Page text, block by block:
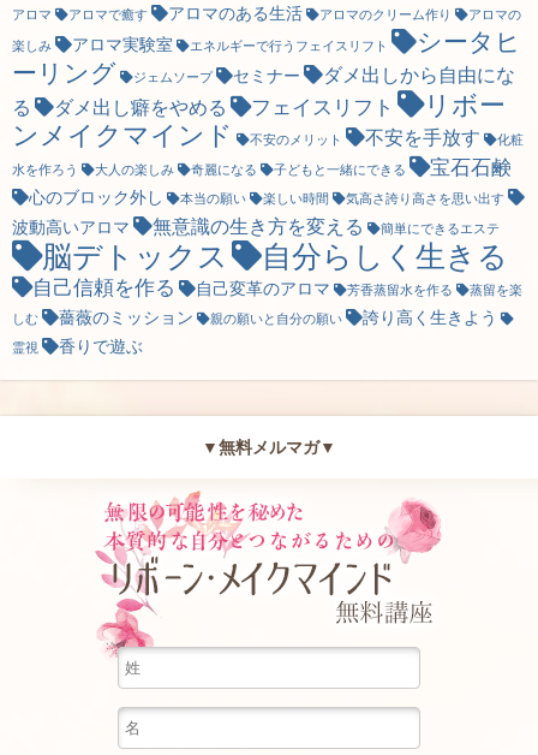
アロマ
アロマで癒す アロマのある生活 アロマのクリーム作り
アロマの
楽しみ
アロマ実験室 エネルギーで行うフェイスリフト
シータヒ
ーリング
ジェムソープ セミナー
ダメ出しから自由にな
る
ダメ出し癖をやめる フェイスリフト
リボー
ンメイクマインド
不安のメリット 不安を手放す
化粧
水を作ろう
大人の楽しみ 奇麗になる 子どもと一緒にできる 宝石石鹸
心のブロック外し 本当の願い 楽しい時間 気高さ誇り高さを思い出す
波動高いアロマ 無意識の生き方を変える 簡単にできるエステ
脳デトックス 自分らしく生きる
自己信頼を作る 自己変革のアロマ 芳香蒸留水を作る
蒸留を楽
しむ
薔薇のミッション 親の願いと自分の願い 誇り高く生きよう
霊視 香りで遊ぶ
▼無料メルマガ▼